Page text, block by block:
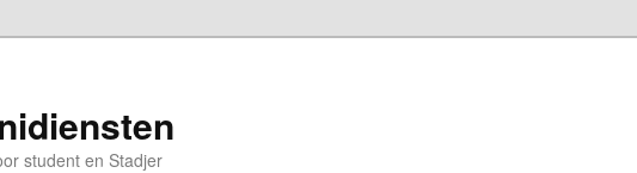
student en Stadjer